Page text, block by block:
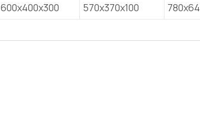
600x400x300 570x370x100